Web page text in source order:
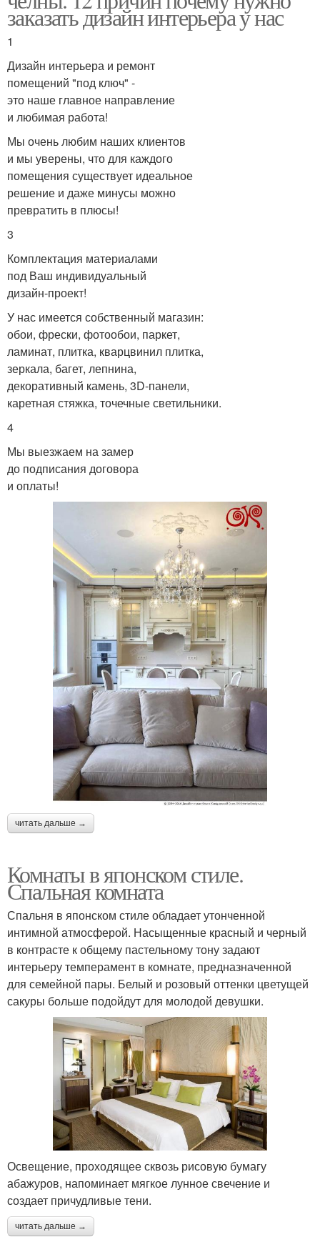
заказать дизайн интерьера у нас
1
Дизайн интерьера и ремонт
помещений "под ключ" -
это наше главное направление
и любимая работа!
Мы очень любим наших клиентов
и мы уверены, что для каждого
помещения существует идеальное
решение и даже минусы можно
превратить в плюсы!
3
Комплектация материалами
под Ваш индивидуальный
дизайн-проект!
У нас имеется собственный магазин:
обои, фрески, фотообои, паркет,
ламинат, плитка, кварцвинил плитка,
зеркала, багет, лепнина,
декоративный камень, 3D-панели,
каретная стяжка, точечные светильники.
4
Мы выезжаем на замер
до подписания договора
и оплаты!
читать дальше →
Комнаты в японском стиле.
Спальная комната
Спальня в японском стиле обладает утонченной
интимной атмосферой. Насыщенные красный и черный
в контрасте к общему пастельному тону задают
интерьеру темперамент в комнате, предназначенной
для семейной пары. Белый и розовый оттенки цветущей
сакуры больше подойдут для молодой девушки.
Освещение, проходящее сквозь рисовую бумагу
абажуров, напоминает мягкое лунное свечение и
создает причудливые тени.
читать дальше →